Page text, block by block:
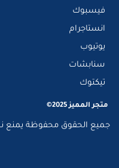
فيسبوك
انستاجرام
يوتيوب
سنابشات
تيكتوك
متجر المميز 2025©
جميع الحقوق محفوظة يمنع